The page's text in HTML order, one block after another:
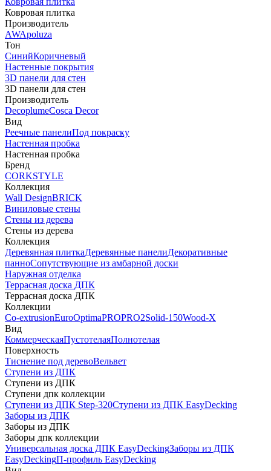
Ковровая плитка
Производитель
AWApoluza
Тон
СинийКоричневый
Настенные покрытия
3D панели для стен
3D панели для стен
Производитель
DecoplumeCosca Decor
Вид
Реечные панелиПод покраску
Настенная пробка
Настенная пробка
Бренд
CORKSTYLE
Коллекция
Wall DesignBRICK
Виниловые стены
Стены из дерева
Стены из дерева
Коллекция
Деревянная плиткаДеревянные панелиДекоративные
панноСопутствующие из амбарной доски
Наружная отделка
Террасная доска ДПК
Террасная доска ДПК
Коллекции
Co-extrusionEuroOptimaPROPRO2Solid-150Wood-X
Вид
КоммерческаяПустотелаяПолнотелая
Поверхность
Тиснение под деревоВельвет
Ступени из ДПК
Ступени из ДПК
Ступени дпк коллекции
Ступени из ДПК Step-320Ступени из ДПК EasyDecking
Заборы из ДПК
Заборы из ДПК
Заборы дпк коллекции
Универсальная доска ДПК EasyDeckingЗаборы из ДПК
EasyDeckingП-профиль EasyDecking